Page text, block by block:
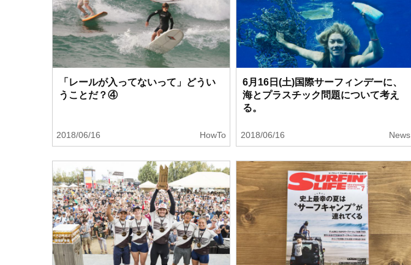
「レールが入ってないって」どうい
うことだ？④
2018/06/16 HowTo
6月16日(土)国際サーフィンデーに、
海とプラスチック問題について考え
る。
2018/06/16 News